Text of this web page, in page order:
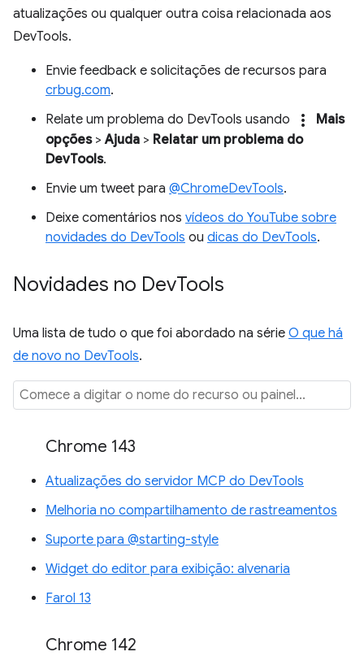
atualizações ou qualquer outra coisa relacionada aos
DevTools.
Envie feedback e solicitações de recursos para
crbug.com.
Relate um problema do DevTools usando
more_vert
Mais
opções>Ajuda > Relatar um problema do
DevTools.
Envie um tweet para @ChromeDevTools.
Deixe comentários nos vídeos do YouTube sobre
novidades do DevTools ou dicas do DevTools.
Novidades no DevTools
Uma lista de tudo o que foi abordado na série O que há
de novo no DevTools.
Chrome 143
Atualizações do servidor MCP do DevTools
Melhoria no compartilhamento de rastreamentos
Suporte para @starting-style
Widget do editor para exibição: alvenaria
Farol 13
Chrome 142